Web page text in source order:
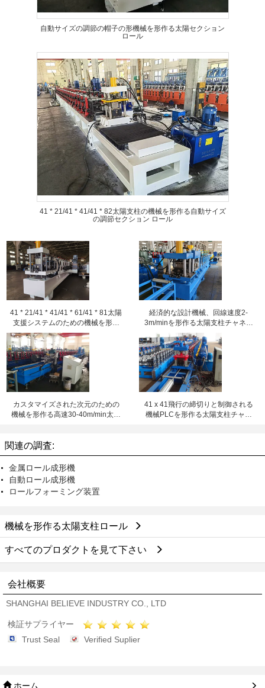
自動サイズの調節の帽子の形機械を形作る太陽セクション
ロール
41 * 21/41 * 41/41 * 82太陽支柱の機械を形作る自動サイズ
の調節セクション ロール
41 * 21/41 * 41/41 * 61/41 * 81太陽
支援システムのための機械を形作
る太陽支柱チャネル ロール
経済的な設計機械、回線速度2-
3m/minを形作る太陽支柱チャネル
ロール
カスタマイズされた次元のための
機械を形作る高速30-40m/min太陽
41 x 41飛行の締切りと制御される
機械PLCを形作る太陽支柱チャネ
関連の調査:
金属ロール成形機
自動ロール成形機
ロールフォーミング装置
機械を形作る太陽支柱ロール
すべてのプロダクトを見て下さい
会社概要
SHANGHAI BELIEVE INDUSTRY CO., LTD
検証サプライヤー
Trust Seal
Verified Suplier
ホーム